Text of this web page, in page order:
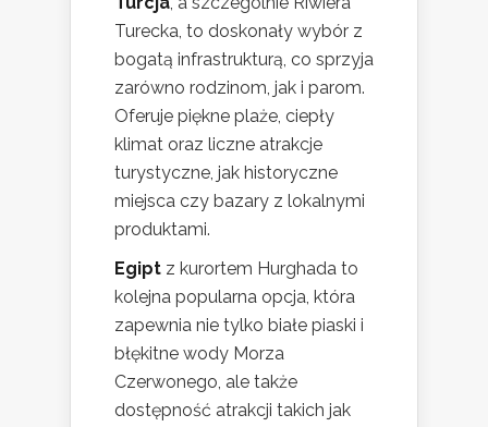
Turecka, to doskonały wybór z
bogatą infrastrukturą, co sprzyja
zarówno rodzinom, jak i parom.
Oferuje piękne plaże, ciepły
klimat oraz liczne atrakcje
turystyczne, jak historyczne
miejsca czy bazary z lokalnymi
produktami.
Egipt z kurortem Hurghada to
kolejna popularna opcja, która
zapewnia nie tylko białe piaski i
błękitne wody Morza
Czerwonego, ale także
dostępność atrakcji takich jak